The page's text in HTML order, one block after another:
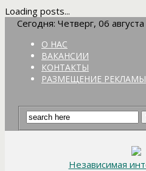
Loading posts...
Сегодня: Четверг, 06
О НАС
ВАКАНСИИ
КОНТАКТЫ
РАЗМЕЩЕНИЕ РЕКЛАМЫ
Независимая